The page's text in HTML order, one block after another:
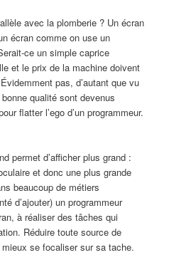
avec la plomberie ? Un écran
écran comme on use un
ce un simple caprice
et le prix de la machine doivent
pas, d’autant que vu
qualité sont devenus
flatter l’ego d’un programmeur.
permet d’afficher plus grand :
et donc une plus grande
beaucoup de métiers
d’ajouter) un programmeur
à réaliser des tâches qui
Réduire toute source de
se focaliser sur sa tache.